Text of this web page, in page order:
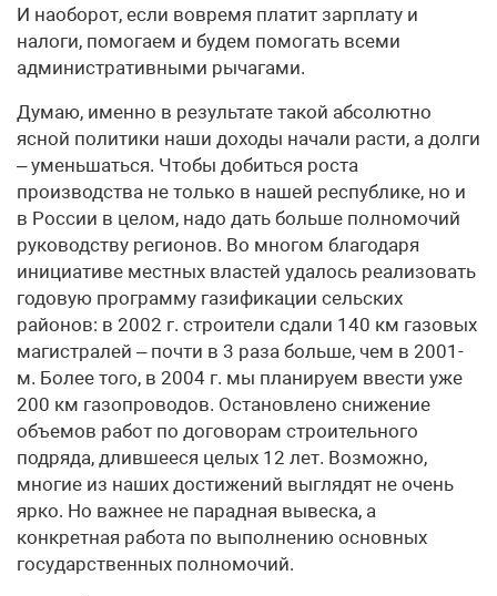
И наоборот, если вовремя платит зарплату и
налоги, помогаем и будем помогать всеми
административными рычагами.
Думаю, именно в результате такой абсолютно
ясной политики наши доходы начали расти, а долги
– уменьшаться. Чтобы добиться роста
производства не только в нашей республике, но и
в России в целом, надо дать больше полномочий
руководству регионов. Во многом благодаря
инициативе местных властей удалось реализовать
годовую программу газификации сельских
районов: в 2002 г. строители сдали 140 км газовых
магистралей – почти в 3 раза больше, чем в 2001-
м. Более того, в 2004 г. мы планируем ввести уже
200 км газопроводов. Остановлено снижение
объемов работ по договорам строительного
подряда, длившееся целых 12 лет. Возможно,
многие из наших достижений выглядят не очень
ярко. Но важнее не парадная вывеска, а
конкретная работа по выполнению основных
государственных полномочий.